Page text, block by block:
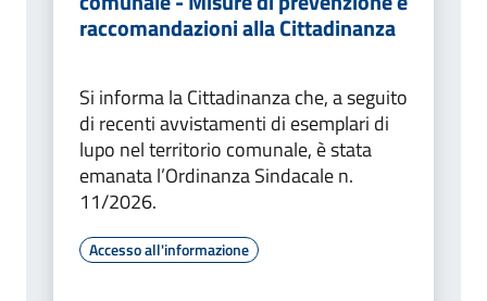
raccomandazioni alla Cittadinanza
Si informa la Cittadinanza che, a seguito
di recenti avvistamenti di esemplari di
lupo nel territorio comunale, è stata
emanata l’Ordinanza Sindacale n.
11/2026.
Accesso all'informazione